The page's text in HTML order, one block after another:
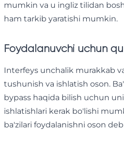
mumkin va u ingliz tilidan
ham tarkib yaratishi mumkin.
Foydalanuvchi uchun
Interfeys unchalik murakkab
tushunish va ishlatish oson.
bypass haqida bilish uchun
ishlatishlari kerak bo'lishi
ba'zilari foydalanishni oson